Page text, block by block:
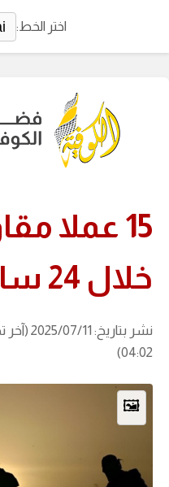
اختر الخط:
15 عملا
خلال 24 ساعة
04:02)
🖼️